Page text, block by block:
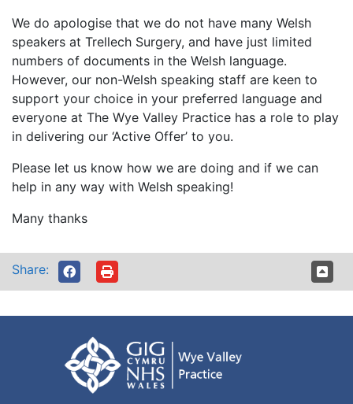
We do apologise that we do not have many Welsh
speakers at Trellech Surgery, and have just limited
numbers of documents in the Welsh language.
However, our non-Welsh speaking staff are keen to
support your choice in your preferred language and
everyone at The Wye Valley Practice has a role to play
in delivering our ‘Active Offer’ to you.
Please let us know how we are doing and if we can
help in any way with Welsh speaking!
Many thanks
Share: